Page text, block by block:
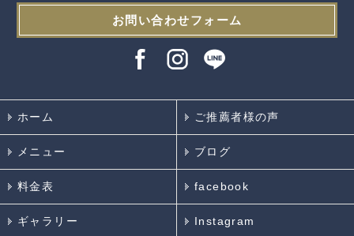
お問い合わせフォーム
ホーム ご推薦者様の声
メニュー ブログ
料金表 facebook
ギャラリー Instagram